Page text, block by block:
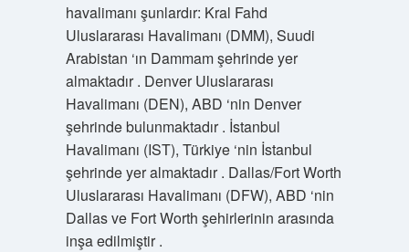
havalimanı şunlardır: Kral Fahd
Uluslararası Havalimanı (DMM), Suudi
Arabistan ‘ın Dammam şehrinde yer
almaktadır . Denver Uluslararası
Havalimanı (DEN), ABD ‘nin Denver
şehrinde bulunmaktadır . İstanbul
Havalimanı (IST), Türkiye ‘nin İstanbul
şehrinde yer almaktadır . Dallas/Fort Worth
Uluslararası Havalimanı (DFW), ABD ‘nin
Dallas ve Fort Worth şehirlerinin arasında
inşa edilmiştir .